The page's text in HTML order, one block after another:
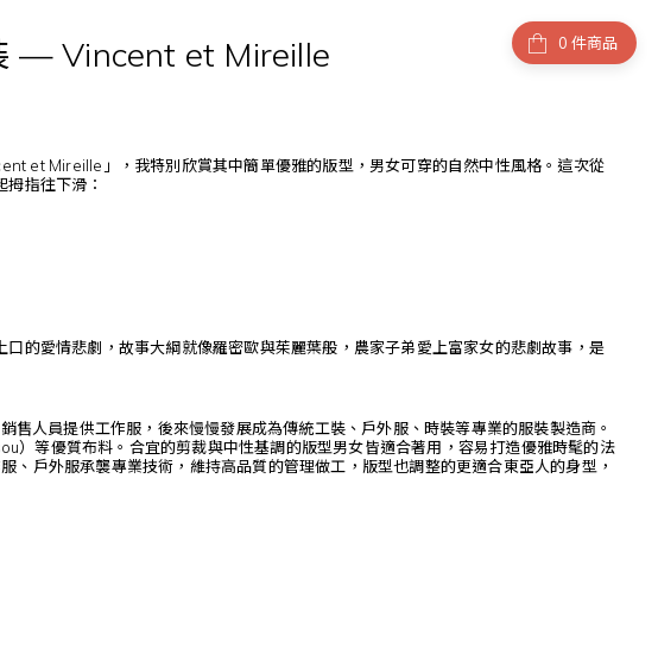
件商品
—Vincent et Mireille
et Mireille 」，我特別欣賞其中簡單優雅的版型，男女可穿的自然中性風格。這次從
指往下滑：
的愛情悲劇，故事大綱就像羅密歐與茱麗葉般，農家子弟愛上富家女的悲劇故事，是
人員提供工作服，後來慢慢發展成為傳統工裝、戶外服、時裝等專業的服裝製造商。
等優質布料。合宜的剪裁與中性基調的版型男女皆適合著用，容易打造優雅時髦的法
戶外服承襲專業技術，維持高品質的管理做工，版型也調整的更適合東亞人的身型，